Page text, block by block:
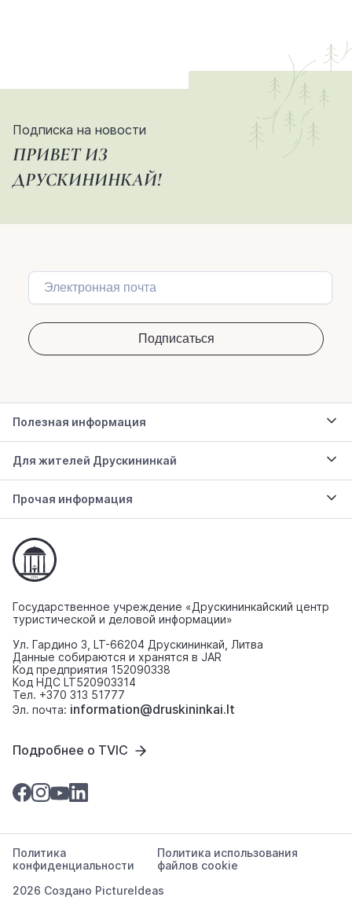
Подписка на новости
ПРИВЕТ ИЗ
ДРУСКИНИНКАЙ!
Полезная информация
Для жителей Друскининкай
Прочая информация
Государственное учреждение «Друскининкайский центр
туристической и деловой информации»
Ул. Гардино 3, LT-66204 Друскининкай, Литва
Данные собираются и хранятся в JAR
Код предприятия 152090338
Код НДС LT520903314
Тел. +370 313 51777
Эл. почта: information@druskininkai.lt
Подробнее о TVIC
2026 Создано PictureIdeas
Политика
конфиденциальности
Политика использования
файлов cookie